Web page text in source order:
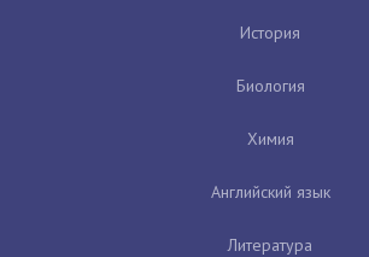
История
Биология
Химия
Английский язык
Литература